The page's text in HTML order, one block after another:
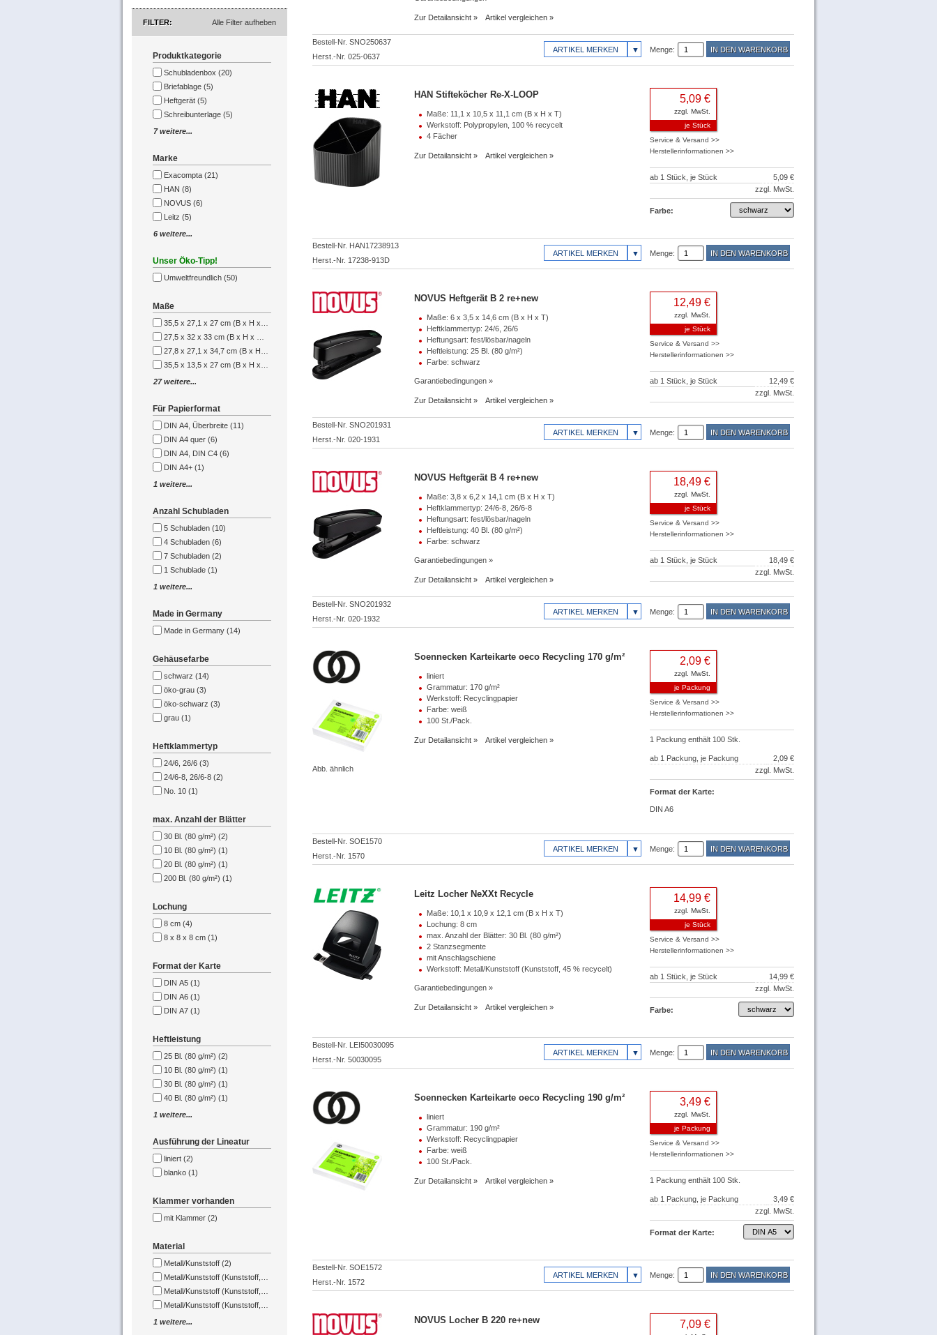
FILTER
Produktkategorie
Schubladenbox (20)
Briefablage (5)
Heftgerät (5)
Schreibunterlage (5)
7 weitere...
Marke
Exacompta (21)
HAN (8)
NOVUS (6)
Leitz (5)
6 weitere...
Unser Öko-Tipp!
Umweltfreundlich (50)
Maße
27 weitere...
Für Papierformat
DIN A4, Überbreite (11)
DIN A4 quer (6)
DIN A4, DIN C4 (6)
DIN A4+ (1)
1 weitere...
Anzahl Schubladen
5 Schubladen (10)
4 Schubladen (6)
7 Schubladen (2)
1 Schublade (1)
1 weitere...
Made in Germany
Made in Germany (14)
Gehäusefarbe
schwarz (14)
öko-grau (3)
öko-schwarz (3)
grau (1)
Heftklammertyp
24/6, 26/6 (3)
24/6-8, 26/6-8 (2)
No. 10 (1)
max. Anzahl der Blätter
30 Bl. (80 g/m²) (2)
10 Bl. (80 g/m²) (1)
20 Bl. (80 g/m²) (1)
200 Bl. (80 g/m²) (1)
Lochung
8 cm (4)
8 x 8 x 8 cm (1)
Format der Karte
DIN A5 (1)
DIN A6 (1)
DIN A7 (1)
Heftleistung
25 Bl. (80 g/m²) (2)
10 Bl. (80 g/m²) (1)
30 Bl. (80 g/m²) (1)
40 Bl. (80 g/m²) (1)
1 weitere...
Ausführung der Lineatur
liniert (2)
blanko (1)
Klammer vorhanden
mit Klammer (2)
Material
Metall/Kunststoff (2)
Metall/Kunststoff (Kunststoff, 94 % recycelt) (1)
1 weitere...
Alle Filter aufheben
Zur Detailansicht Artikel vergleichen
Menge:
Bestell-Nr. SNO250637
Herst.-Nr. 025-0637
je Stück
5,09 €
zzgl. MwSt.
Service & Versand >>
Herstellerinformationen >>
zzgl. MwSt.
ab 1 Stück, je Stück 5,09 €
Farbe:
HAN Stifteköcher Re-X-LOOP
Maße: 11,1 x 10,5 x 11,1 cm (B x H x T)
Werkstoff: Polypropylen, 100 % recycelt
4 Fächer
Zur Detailansicht Artikel vergleichen
Menge:
Bestell-Nr. HAN17238913
Herst.-Nr. 17238-913D
je Stück
12,49 €
zzgl. MwSt.
Service & Versand >>
Herstellerinformationen >>
zzgl. MwSt.
ab 1 Stück, je Stück 12,49 €
NOVUS Heftgerät B 2 re+new
Maße: 6 x 3,5 x 14,6 cm (B x H x T)
Heftklammertyp: 24/6, 26/6
Heftungsart: fest/lösbar/nageln
Heftleistung: 25 Bl. (80 g/m²)
Farbe: schwarz
Garantiebedingungen
Zur Detailansicht Artikel vergleichen
Menge:
Bestell-Nr. SNO201931
Herst.-Nr. 020-1931
je Stück
18,49 €
zzgl. MwSt.
Service & Versand >>
Herstellerinformationen >>
zzgl. MwSt.
ab 1 Stück, je Stück 18,49 €
NOVUS Heftgerät B 4 re+new
Maße: 3,8 x 6,2 x 14,1 cm (B x H x T)
Heftklammertyp: 24/6-8, 26/6-8
Heftungsart: fest/lösbar/nageln
Heftleistung: 40 Bl. (80 g/m²)
Farbe: schwarz
Garantiebedingungen
Zur Detailansicht Artikel vergleichen
Menge:
Bestell-Nr. SNO201932
Herst.-Nr. 020-1932
je Packung
2,09 €
zzgl. MwSt.
Service & Versand >>
Herstellerinformationen >>
1 Packung enthält 100 Stk.
zzgl. MwSt.
ab 1 Packung, je Packung 2,09 €
Format der Karte:
DIN A6
Abb. ähnlich
Soennecken Karteikarte oeco Recycling 170 g/m²
liniert
Grammatur: 170 g/m²
Werkstoff: Recyclingpapier
Farbe: weiß
100 St./Pack.
Zur Detailansicht Artikel vergleichen
Menge:
Bestell-Nr. SOE1570
Herst.-Nr. 1570
je Stück
14,99 €
zzgl. MwSt.
Service & Versand >>
Herstellerinformationen >>
zzgl. MwSt.
ab 1 Stück, je Stück 14,99 €
Farbe:
Leitz Locher NeXXt Recycle
Maße: 10,1 x 10,9 x 12,1 cm (B x H x T)
Lochung: 8 cm
max. Anzahl der Blätter: 30 Bl. (80 g/m²)
2 Stanzsegmente
mit Anschlagschiene
Werkstoff: Metall/Kunststoff (Kunststoff, 45 % recycelt)
Garantiebedingungen
Zur Detailansicht Artikel vergleichen
Menge:
Bestell-Nr. LEI50030095
Herst.-Nr. 50030095
je Packung
3,49 €
zzgl. MwSt.
Service & Versand >>
Herstellerinformationen >>
1 Packung enthält 100 Stk.
zzgl. MwSt.
ab 1 Packung, je Packung 3,49 €
Format der Karte:
Soennecken Karteikarte oeco Recycling 190 g/m²
liniert
Grammatur: 190 g/m²
Werkstoff: Recyclingpapier
Farbe: weiß
100 St./Pack.
Zur Detailansicht Artikel vergleichen
Menge:
Bestell-Nr. SOE1572
Herst.-Nr. 1572
7,09 €
NOVUS Locher B 220 re+new